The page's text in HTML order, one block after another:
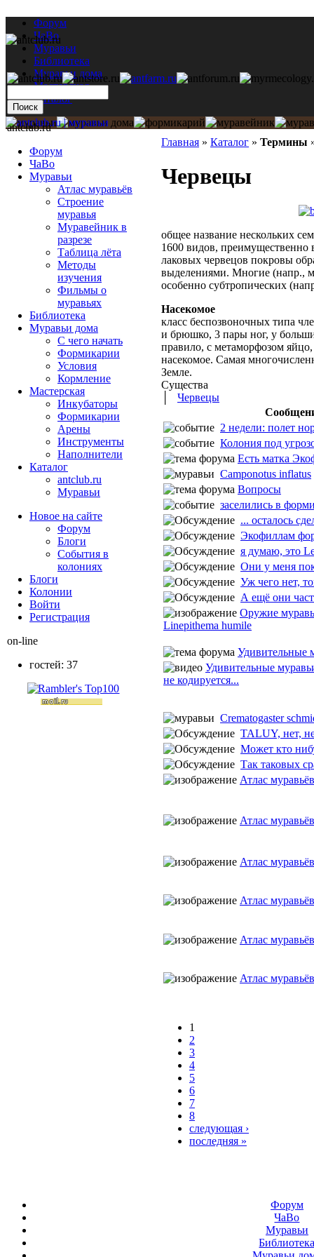
Форум
ЧаВо
Муравьи
Библиотека
Муравьи дома
Мастерская
Каталог
Главная » Каталог » Термины
Червецы
общее название нескольких
1600 видов, преимущественно
лаковых червецов покровы
выделениями. Многие (напр.,
особенно субтропических
Насекомое
класс беспозвоночных типа
и брюшко, 3 пары ног, у
правило, с метаморфозом
насекомое. Самая
Земле.
Существа
Червецы
2 недели: полет
Колония под
Есть матка
Camponotus inflatus
Вопросы
заселились в
... осталось
Экофиллам
я думаю, это
Они у меня
Уж чего нет,
А ещё они
Оружие
Linepithema humile
Удивительные
Удивительные
не кодируется...
Crematogaster
TALUY, нет,
Может кто
Так таковых
Атлас муравьёв
Атлас муравьёв
Атлас муравьёв
Атлас муравьёв
Атлас муравьёв
Атлас муравьёв
1
2
3
4
5
6
7
8
следующая ›
последняя »
antclub.ru
Форум
ЧаВо
Муравьи
Атлас муравьёв
Строение
муравья
Муравейник в
разрезе
Таблица лёта
Методы
изучения
Фильмы о
муравьях
Библиотека
Муравьи дома
С чего начать
Формикарии
Условия
Кормление
Мастерская
Инкубаторы
Формикарии
Арены
Инструменты
Наполнители
Каталог
antclub.ru
Муравьи
Новое на сайте
Форум
Блоги
События в
колониях
Блоги
Колонии
Войти
Peгиcтpaция
on-line
гостей: 37
Форум
ЧаВо
Муравьи